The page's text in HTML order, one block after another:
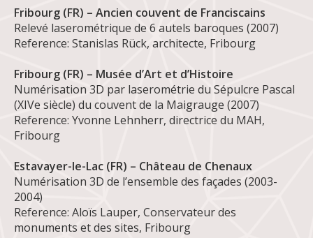
Fribourg (FR) – Ancien couvent de Franciscains
Relevé laserométrique de 6 autels baroques (2007)
Reference: Stanislas Rück, architecte, Fribourg
Fribourg (FR) – Musée d’Art et d’Histoire
Numérisation 3D par laserométrie du Sépulcre Pascal
(XIVe siècle) du couvent de la Maigrauge (2007)
Reference: Yvonne Lehnherr, directrice du MAH,
Fribourg
Estavayer-le-Lac (FR) – Château de Chenaux
Numérisation 3D de l’ensemble des façades (2003-
2004)
Reference: Aloïs Lauper, Conservateur des
monuments et des sites, Fribourg